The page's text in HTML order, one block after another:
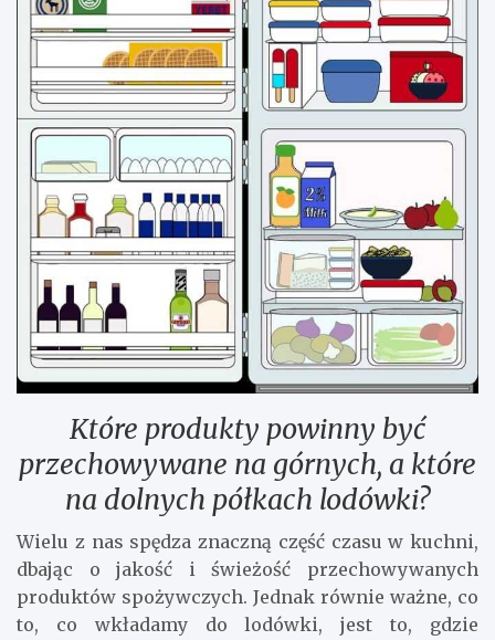
Które produkty powinny być
przechowywane na górnych, a które
na dolnych półkach lodówki?
Wielu z nas spędza znaczną część czasu w kuchni,
dbając o jakość i świeżość przechowywanych
produktów spożywczych. Jednak równie ważne, co
to, co wkładamy do lodówki, jest to, gdzie